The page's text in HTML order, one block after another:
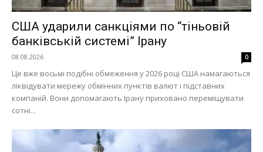
США ударили санкціями по “тіньовій
банківській системі” Ірану
08.08.2026 0
Це вже восьмі подібні обмеження у 2026 році США намагаються
ліквідувати мережу обмінних пунктів валют і підставних
компаній. Вони допомагають Ірану приховано переміщувати
сотні...